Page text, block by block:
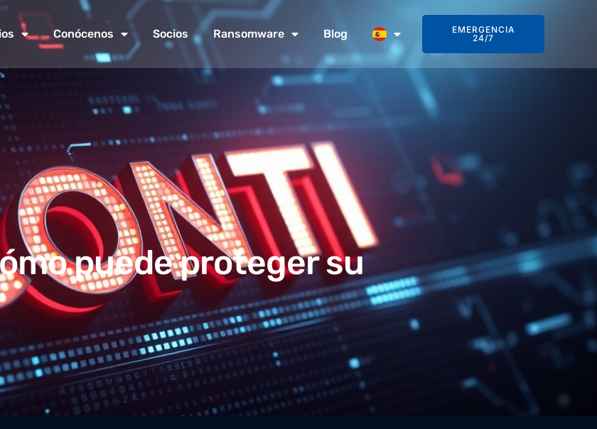
Conócenos Socios Ransomware Blog
EMERGENCIA
24/7
puede proteger su